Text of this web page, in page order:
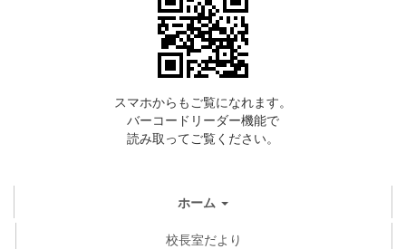
スマホからもご覧になれます。
バーコードリーダー機能で
読み取ってご覧ください。
ホーム
校長室だより